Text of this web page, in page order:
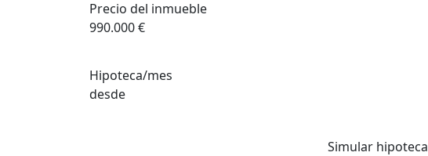
Precio del inmueble
990.000 €
Hipoteca/mes
desde
Simular hipoteca